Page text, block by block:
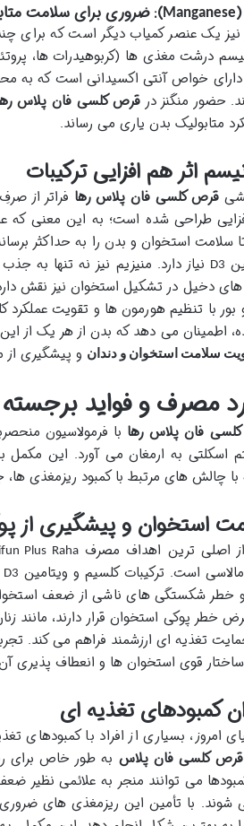
(
Manganese): ضروری برای سلامت
نیز یک عنصر کمیاب دیگر است که برای
درشت مغذی ها (کربوهیدرات ها،
دارای خواص آنتی اکسیدانی است که به
حضور منگنز در قرص کلسی فان پلاس
متابولیک بدن یاری می رساند.
اثر هم افزایی ترکیبات
قرص کلسی فان پلاس رها فراتر از
طراحی شده است؛ به این معنی که
سلامت استخوان و بدن را به حداکثر
D3 نیاز دارد. منیزیم نیز نه تنها به
های دخیل در تشکیل استخوان نیز نقش
بور با تنظیم هورمون ها و تقویت عملکرد
اطمینان می دهد که بدن از هر یک از
سلامت استخوان و دندان و پیشگیری
مصرف و فواید
فان پلاس رها با فرمولاسیون
اسکلتی به ارمغان می آورد. این مکمل
با چالش های مرتبط با کمبود ریزمغذی ها،
استخوان و پیشگیری از
اصلی ترین اهداف مصرفPlus Raha
است. ترکیبات کلسیم و ویتامین D3
و خطر شکستگی های ناشی از ضعف
خطر پوکی استخوان قرار دارند، مانند
تغذیه ای ارزشمند فراهم می کند.
قوی استخوان ها و انعطاف پذیری
کمبودهای تغذیه ای
امروز، بسیاری از افراد با
قرص کلسی فان پلاس به طور خاص برای
می توانند منجر به علائمی
شوند. با تأمین این ریزمغذی های